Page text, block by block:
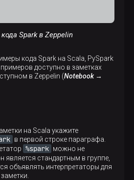
Spark в Zeppelin
кода Spark на Scala, PySpark
доступно в заметках
в Zeppelin (Notebook →
на Scala укажите
в первой строке параграфа.
%spark можно не
является стандартным в группе,
объявлять интерпретаторы для